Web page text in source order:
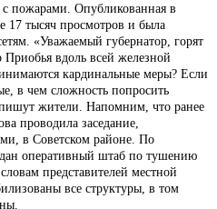
пожарами. Опубликованная в
17 тысяч просмотров и была
«Уважаемый губернатор, горят
Приобья вдоль всей железной
кардинальные меры? Если
в чем сложность попросить
жители. Напомним, что ранее
проводила заседание,
в Советском районе. По
оперативный штаб по тушению
представителей местной
все структуры, в том